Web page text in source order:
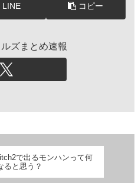
LINE コピー
ズまとめ速報
で出るモンハンって何
ると思う？